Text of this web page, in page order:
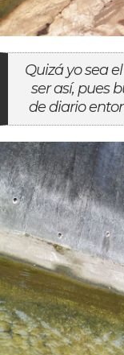
Quizá yo sea
ser así, pues
de diario